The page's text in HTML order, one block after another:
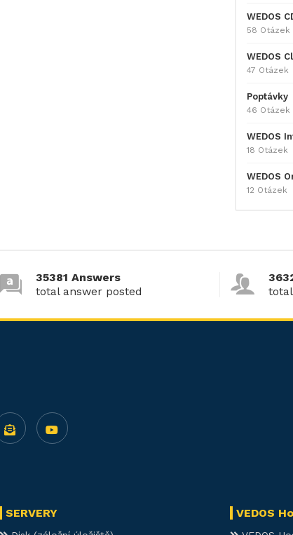
WEDOS
58 Otázek
WEDOS
47 Otázek
Poptávky
46 Otázek
WEDOS
18 Otázek
WEDOS
12 Otázek
35381 Answers
total answer posted
SERVERY VEDOS